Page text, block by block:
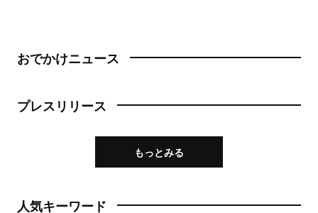
おでかけニュース
プレスリリース
もっとみる
人気キーワード